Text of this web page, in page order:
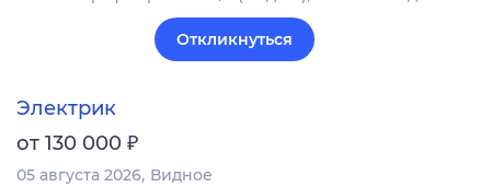
Откликнуться
Электрик
от 130 000 ₽
05 августа 2026 Видное